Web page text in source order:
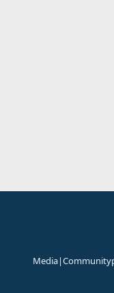
Community
|
Media